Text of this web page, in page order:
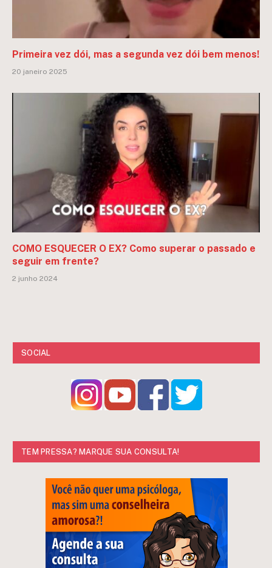
Primeira vez dói, mas a segunda vez dói bem menos!
20 janeiro 2025
COMO ESQUECER O EX? Como superar o passado e
seguir em frente?
2 junho 2024
SOCIAL
TEM PRESSA? MARQUE SUA CONSULTA!